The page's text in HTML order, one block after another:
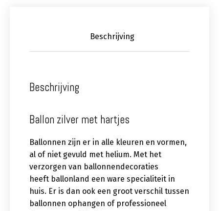
Beschrijving
Beschrijving
Ballon zilver met hartjes
Ballonnen zijn er in alle kleuren en vormen,
al of niet gevuld met helium. Met het
verzorgen van ballonnendecoraties
heeft ballonland een ware specialiteit in
huis. Er is dan ook een groot verschil tussen
ballonnen ophangen of professioneel